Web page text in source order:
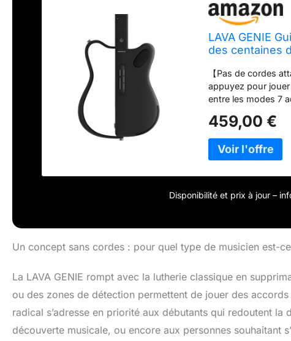
LAVA GENIE
des centaines
【Pas de cordes
appuyez pour
entre les modes 7
chansons avec
transcrivez votre
préréglages
pour tous les
mode Créatif. 【
pour tout cadre et
personnalisé pour
459,00 €
Disponibilité et prix à jour –
Un concept sans cordes : pour quel type de musicien est-
La LAVA GENIE rompt avec la lutherie classique en
ou des zones de détection permettent de jouer des
radical s’adresse en priorité aux débutants qui redoutent
découverte musicale, ou encore aux personnes souhaitant